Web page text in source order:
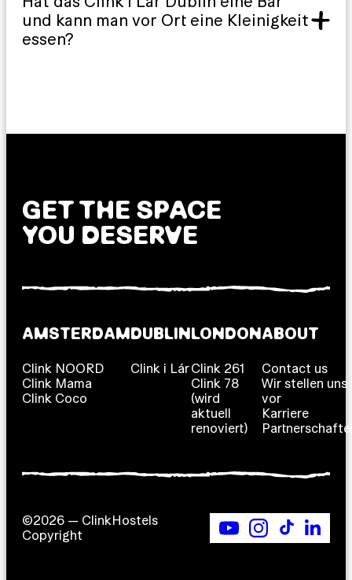
und kann man vor Ort eine Kleinigkeit
essen?
GET THE SPACE
YOU DESERVE
AMSTERDAM
Clink NOORD
Clink Mama
Clink Coco
DUBLIN
Clink i Lár
LONDON
Clink 261
Clink 78
(wird
aktuell
renoviert)
ABOUT
Contact us
Wir stellen uns
vor
Karriere
©2026 — ClinkHostels
Copyright